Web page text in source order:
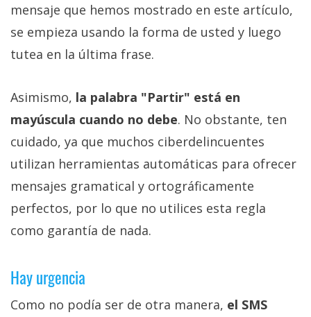
mensaje que hemos mostrado en este artículo,
se empieza usando la forma de usted y luego
tutea en la última frase.
Asimismo, la palabra "Partir" está en
mayúscula cuando no debe. No obstante, ten
cuidado, ya que muchos ciberdelincuentes
utilizan herramientas automáticas para ofrecer
mensajes gramatical y ortográficamente
perfectos, por lo que no utilices esta regla
como garantía de nada.
Hay urgencia
Como no podía ser de otra manera, el SMS